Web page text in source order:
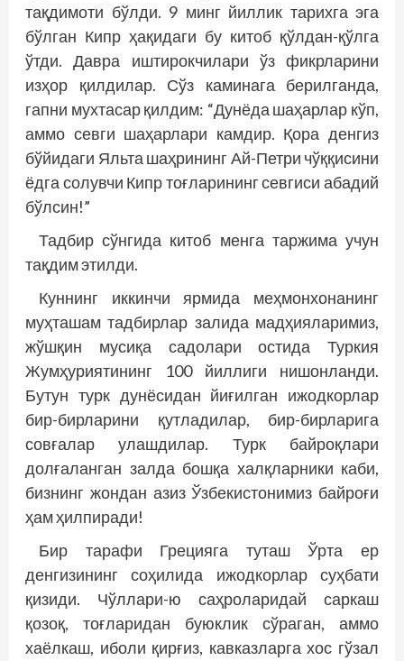
тақдимоти бўлди. 9 минг йиллик тарихга эга
бўлган Кипр ҳақидаги бу китоб қўлдан-қўлга
ўтди. Давра иштирокчилари ўз фикрларини
изҳор қилдилар. Сўз каминага берилганда,
гапни мухтасар қилдим: “Дунёда шаҳарлар кўп,
аммо севги шаҳарлари камдир. Қора денгиз
бўйидаги Яльта шаҳрининг Ай-Петри чўққисини
ёдга солувчи Кипр тоғларининг севгиси абадий
бўлсин!”
Тадбир сўнгида китоб менга таржима учун
тақдим этилди.
Куннинг иккинчи ярмида меҳмонхонанинг
муҳташам тадбирлар залида мадҳияларимиз,
жўшқин мусиқа садолари остида Туркия
Жумҳуриятининг 100 йиллиги нишонланди.
Бутун турк дунёсидан йиғилган ижодкорлар
бир-бирларини қутладилар, бир-бирларига
совғалар улашдилар. Турк байроқлари
долғаланган залда бошқа халқларники каби,
бизнинг жондан азиз Ўзбекистонимиз байроғи
ҳам ҳилпиради!
Бир тарафи Грецияга туташ Ўрта ер
денгизининг соҳилида ижодкорлар суҳбати
қизиди. Чўллари-ю саҳроларидай саркаш
қозоқ, тоғларидан буюклик сўраган, аммо
хаёлкаш, иболи қирғиз, кавказларга хос гўзал